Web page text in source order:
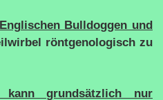
Bulldoggen und
röntgenologisch zu
kann grundsätzlich nur